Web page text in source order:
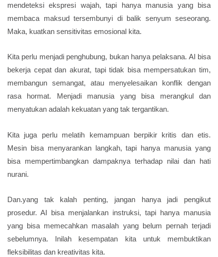
mendeteksi ekspresi wajah, tapi hanya manusia yang bisa
membaca maksud tersembunyi di balik senyum seseorang.
Maka, kuatkan sensitivitas emosional kita.
Kita perlu menjadi penghubung, bukan hanya pelaksana. AI bisa
bekerja cepat dan akurat, tapi tidak bisa mempersatukan tim,
membangun semangat, atau menyelesaikan konflik dengan
rasa hormat. Menjadi manusia yang bisa merangkul dan
menyatukan adalah kekuatan yang tak tergantikan.
Kita juga perlu melatih kemampuan berpikir kritis dan etis.
Mesin bisa menyarankan langkah, tapi hanya manusia yang
bisa mempertimbangkan dampaknya terhadap nilai dan hati
nurani.
Dan.yang tak kalah penting, jangan hanya jadi pengikut
prosedur. AI bisa menjalankan instruksi, tapi hanya manusia
yang bisa memecahkan masalah yang belum pernah terjadi
sebelumnya. Inilah kesempatan kita untuk membuktikan
fleksibilitas dan kreativitas kita.